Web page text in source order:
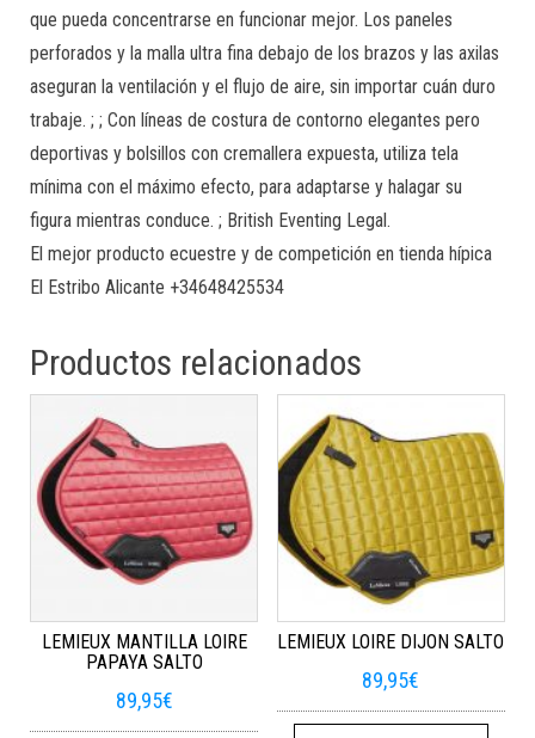
que pueda concentrarse en funcionar mejor. Los paneles
perforados y la malla ultra fina debajo de los brazos y las axilas
aseguran la ventilación y el flujo de aire, sin importar cuán duro
trabaje. ; ; Con líneas de costura de contorno elegantes pero
deportivas y bolsillos con cremallera expuesta, utiliza tela
mínima con el máximo efecto, para adaptarse y halagar su
figura mientras conduce. ; British Eventing Legal.
El mejor producto ecuestre y de competición en tienda hípica
El Estribo Alicante +34648425534
Productos relacionados
LEMIEUX MANTILLA LOIRE
PAPAYA SALTO
89,95€
LEMIEUX LOIRE DIJON SALTO
89,95€